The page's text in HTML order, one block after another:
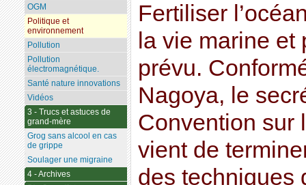
Fertiliser
la vie marine
prévu.
Nagoya, le
Convention sur
vient de
des techniques
OGM
Politique et
environnement
Pollution
Pollution
électromagnétique.
Santé nature innovations
Vidéos
3 - Trucs et astuces de
grand-mère
Grog sans alcool en cas
de grippe
Soulager une migraine
4 - Archives